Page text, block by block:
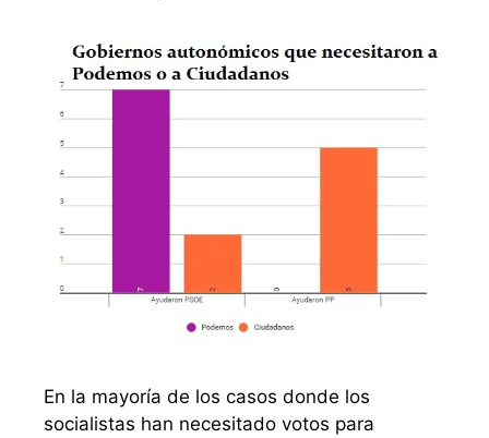
En la mayoría de los casos donde los
socialistas han necesitado votos para